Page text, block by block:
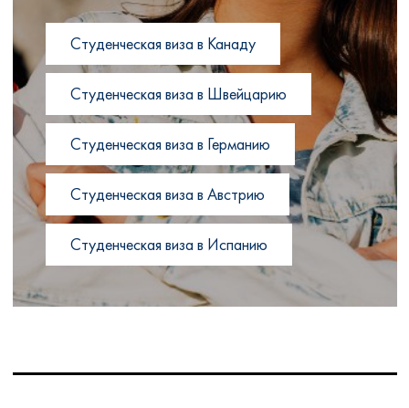
Студенческая виза в Канаду
Студенческая виза в Швейцарию
Студенческая виза в Германию
Студенческая виза в Австрию
Студенческая виза в Испанию